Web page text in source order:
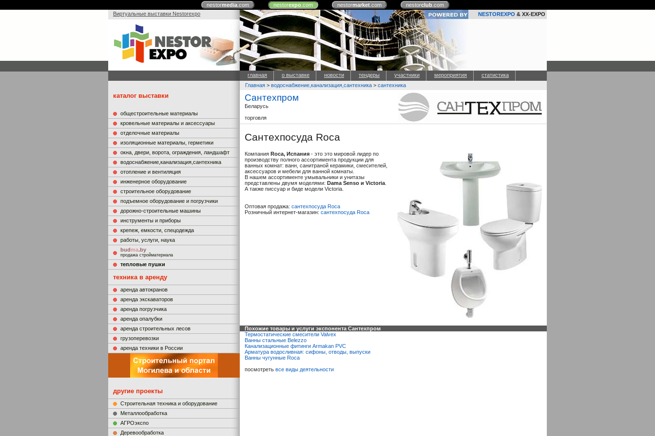
nestormedia.com nestorexpo.com nestormarket.com nestorclub.com
Виртуальные выставки Nestorexpo
NESTOREXPO & XX-EXPO
главная о выставке новости тендеры участники мероприятия статистика
каталог выставки
общестроительные материалы
кровельные материалы и аксессуары
отделочные материалы
изоляционные материалы, герметики
окна, двери, ворота, ограждения, ландшафт
водоснабжение,канализация,сантехника
отопление и вентиляция
инженерное оборудование
строительное оборудование
подъемное оборудование и погрузчики
дорожно-строительные машины
инструменты и приборы
крепеж, емкости, спецодежда
работы, услуги, наука
budma.by
продажа стройматериала
тепловые пушки
техника в аренду
аренда автокранов
аренда экскаваторов
аренда погрузчика
аренда опалубки
аренда строительных лесов
грузоперевозки
аренда техники в России
другие проекты
Строительная техника и оборудование
Металлообработка
АГРОэкспо
Деревообработка
Главная > водоснабжение,канализация,сантехника > сантехника
Сантехпром
Беларусь
торговля
Сантехпосуда Roca
Компания Roca, Испания - это это мировой лидер по
производству полного ассортимента продукции для
ванных комнат: ванн, санитраной керамики, смесителей,
аксессуаров и мебели для ванной комнаты.
В нашем ассортименте умывальники и унитазы
представлены двумя моделями: Dama Senso и Victoria
А также писсуар и биде модели Victoria.
Оптовая продажа: сантехпосуда Roca
Розничный интернет-магазин: сантехпосуда Roca
Похожие товары и услуги экспонента Сантехпром
Термостатические смесители Valvex
Ванны стальные Belezzo
Канализационные фитинги Armakan PVC
Арматура водосливная: сифоны, отводы, выпуски
Ванны чугунные Roca
посмотреть все виды деятельности